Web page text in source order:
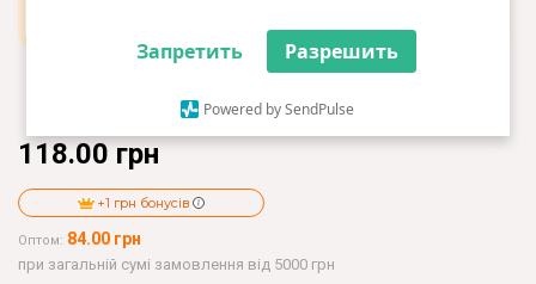
Запретить Разрешить
Powered by SendPulse
118.00 грн
+1 грн бонусів
Оптом: 84.00 грн
при загальній сумі замовлення від 5000 грн